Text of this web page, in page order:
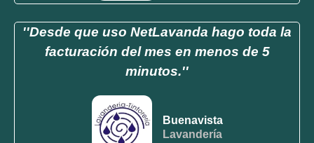
''Desde que uso NetLavanda hago toda la
facturación del mes en menos de 5
minutos.''
Buenavista
Lavandería